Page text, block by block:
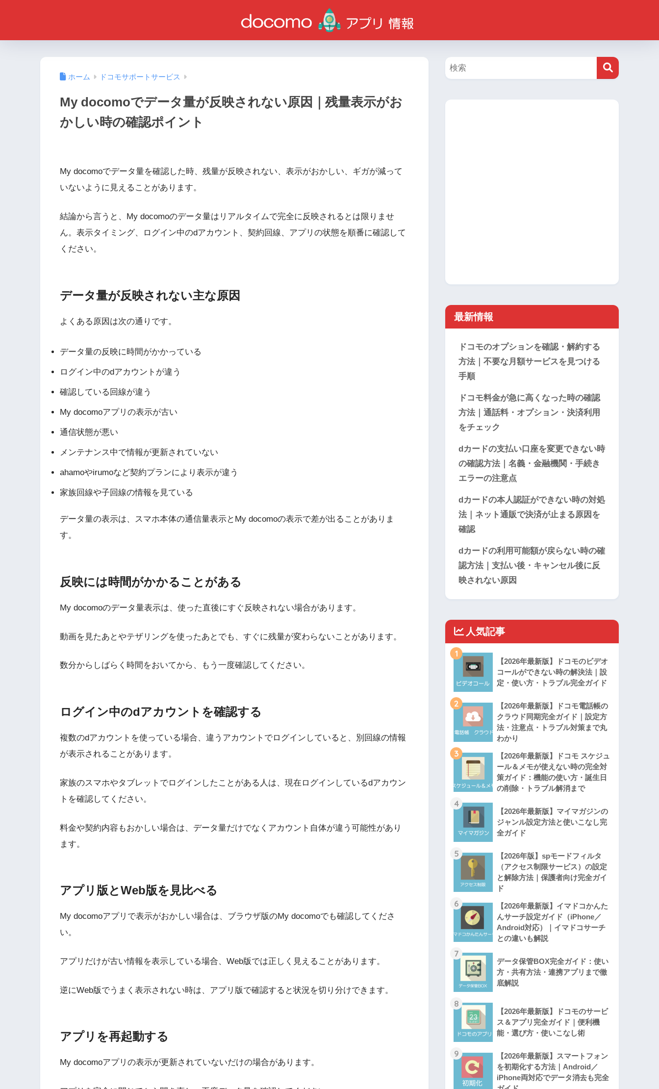
ホーム ドコモサポートサービス
My docomoでデータ量が反映されない原因｜残量表示がお
かしい時の確認ポイント
My docomoでデータ量を確認した時、残量が反映されない、表示がおかしい、ギガが減って
いないように見えることがあります。
結論から言うと、My docomoのデータ量はリアルタイムで完全に反映されるとは限りませ
ん。表示タイミング、ログイン中のdアカウント、契約回線、アプリの状態を順番に確認して
ください。
データ量が反映されない主な原因
よくある原因は次の通りです。
データ量の反映に時間がかかっている
ログイン中のdアカウントが違う
確認している回線が違う
My docomoアプリの表示が古い
通信状態が悪い
メンテナンス中で情報が更新されていない
ahamoやirumoなど契約プランにより表示が違う
家族回線や子回線の情報を見ている
データ量の表示は、スマホ本体の通信量表示とMy docomoの表示で差が出ることがありま
す。
反映には時間がかかることがある
My docomoのデータ量表示は、使った直後にすぐ反映されない場合があります。
動画を見たあとやテザリングを使ったあとでも、すぐに残量が変わらないことがあります。
数分からしばらく時間をおいてから、もう一度確認してください。
ログイン中のdアカウントを確認する
複数のdアカウントを使っている場合、違うアカウントでログインしていると、別回線の情報
が表示されることがあります。
家族のスマホやタブレットでログインしたことがある人は、現在ログインしているdアカウン
トを確認してください。
料金や契約内容もおかしい場合は、データ量だけでなくアカウント自体が違う可能性があり
ます。
アプリ版とWeb版を見比べる
My docomoアプリで表示がおかしい場合は、ブラウザ版のMy docomoでも確認してくださ
い。
アプリだけが古い情報を表示している場合、Web版では正しく見えることがあります。
逆にWeb版でうまく表示されない時は、アプリ版で確認すると状況を切り分けできます。
アプリを再起動する
My docomoアプリの表示が更新されていないだけの場合があります。
最新情報
ドコモのオプションを確認・解約する
方法｜不要な月額サービスを見つける
手順
ドコモ料金が急に高くなった時の確認
方法｜通話料・オプション・決済利用
をチェック
dカードの支払い口座を変更できない時
の確認方法｜名義・金融機関・手続き
エラーの注意点
dカードの本人認証ができない時の対処
法｜ネット通販で決済が止まる原因を
確認
dカードの利用可能額が戻らない時の確
認方法｜支払い後・キャンセル後に反
映されない原因
人気記事
1
【2026年最新版】ドコモのビデオ
コールができない時の解決法｜設
定・使い方・トラブル完全ガイド
2
【2026年最新版】ドコモ電話帳の
クラウド同期完全ガイド｜設定方
法・注意点・トラブル対策まで丸
わかり
3
【2026年最新版】ドコモ スケジュ
ール＆メモが使えない時の完全対
策ガイド：機能の使い方・誕生日
の削除・トラブル解消まで
4
【2026年最新版】マイマガジンの
ジャンル設定方法と使いこなし完
全ガイド
5
【2026年版】spモードフィルタ
（アクセス制限サービス）の設定
と解除方法｜保護者向け完全ガイ
ド
6
【2026年最新版】イマドコかんた
んサーチ設定ガイド（iPhone／
Android対応）｜イマドコサーチ
との違いも解説
7
データ保管BOX完全ガイド：使い
方・共有方法・連携アプリまで徹
底解説
8
【2026年最新版】ドコモのサービ
ス＆アプリ完全ガイド｜便利機
能・選び方・使いこなし術
9
【2026年最新版】スマートフォン
を初期化する方法｜Android／
iPhone両対応でデータ消去も完全